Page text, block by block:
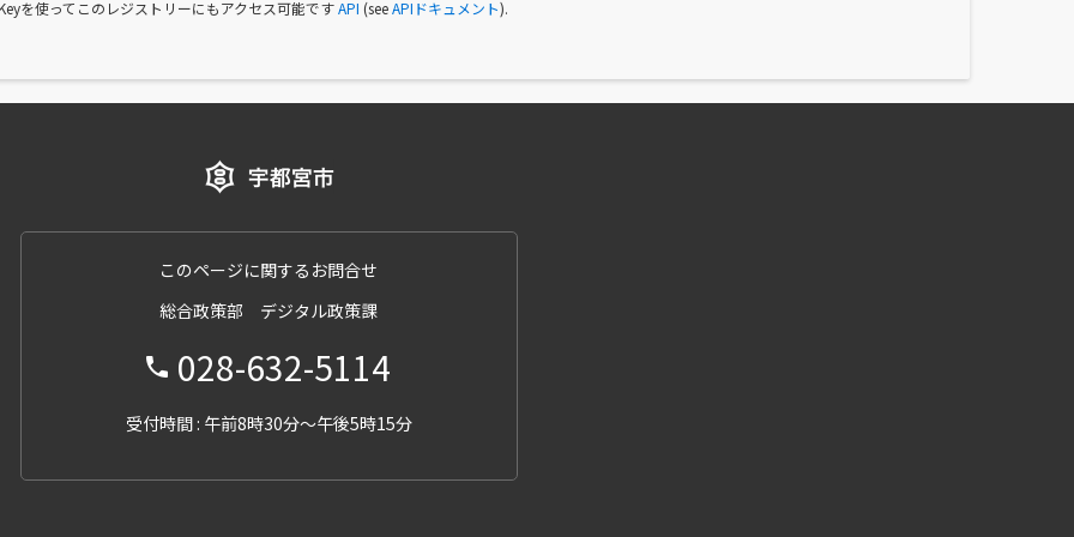
を使ってこのレジストリーにもアクセス可能ですAPI (seeAPIドキュメント).
このページに関するお問合せ
総合政策部 デジタル政策課
028-632-5114
受付時間 : 午前8時30分～午後5時15分